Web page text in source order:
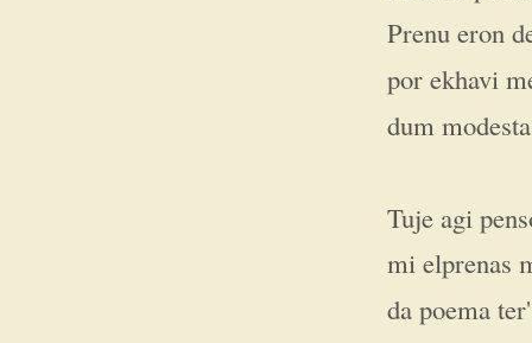
Prenu eron
por ekhavi
dum
Tuje agi
mi elprenas
da poema